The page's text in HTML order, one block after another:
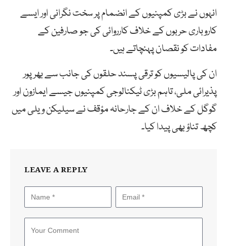
انہوں نے بڑی کمپنیوں کے انضمام پر سخت نگرانی اور ایسے
کاروباری حربوں کے خلاف کارروائی کی جو صارفین کے
مفادات کو نقصان پہنچاتے ہیں۔
ان کی پالیسیوں کو ترقی پسند حلقوں کی جانب سے بھرپور
پذیرائی ملی، تاہم بڑی ٹیکنالوجی کمپنیوں جیسے ایمازون اور
گوگل کے خلاف ان کے جارحانہ مؤقف نے سیلیکن ویلی میں
کچھ تناؤ بھی پیدا کیا۔
LEAVE A REPLY